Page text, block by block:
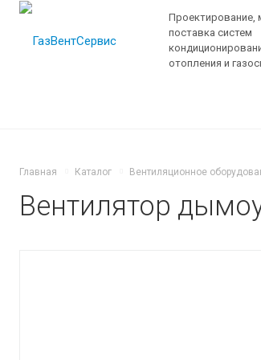
Проектирование,
поставка систем
отопления и
Главная Каталог Вентиляционное
Вентилятор